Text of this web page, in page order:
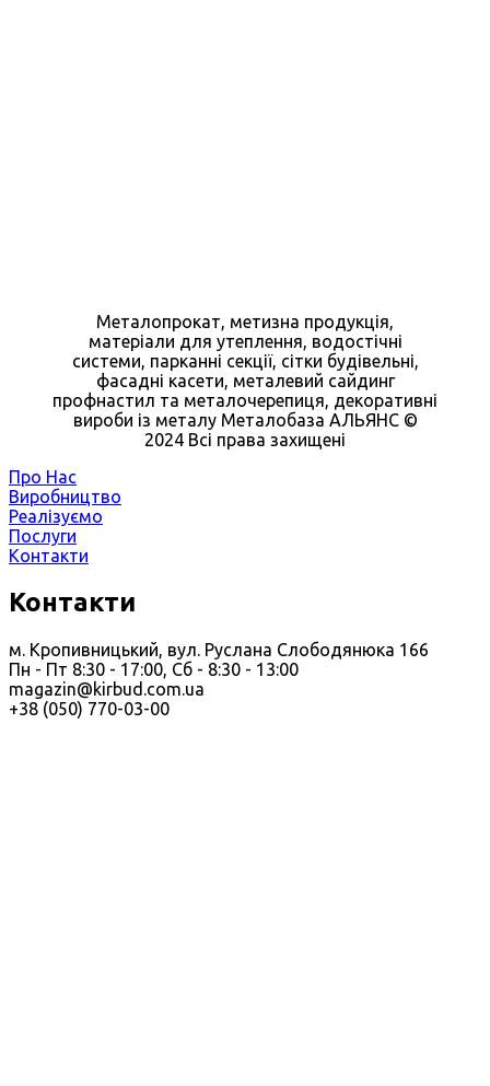
Металопрокат, метизна продукція,
матеріали для утеплення, водостічні
системи, парканні секції, сітки будівельні,
фасадні касети, металевий сайдинг
профнастил та металочерепиця, декоративні
вироби із металу Металобаза АЛЬЯНС ©
2024 Всі права захищені
Про Нас
Виробництво
Реалізуємо
Послуги
Контакти
Контакти
м. Кропивницький, вул. Руслана Слободянюка 166
Пн - Пт 8:30 - 17:00, Сб - 8:30 - 13:00
magazin@kirbud.com.ua
+38 (050) 770-03-00